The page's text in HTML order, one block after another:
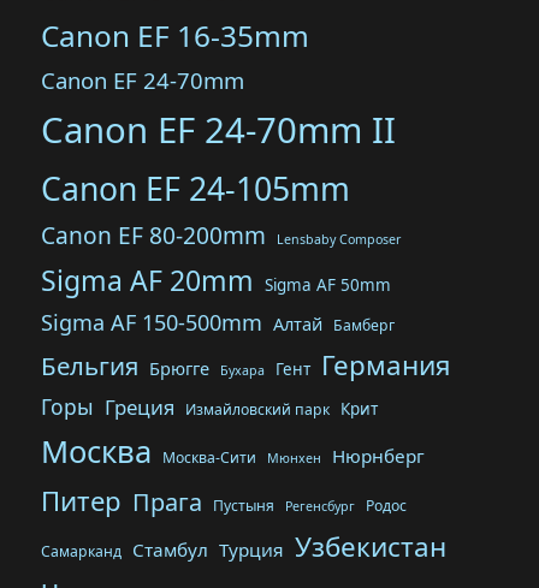
Canon EF 16-35mm
Canon EF 24-70mm
Canon EF 24-70mm II
Canon EF 24-105mm
Canon EF 80-200mm Lensbaby Composer
Sigma AF 20mm Sigma AF 50mm
Sigma AF 150-500mm Алтай Бамберг
Бельгия Брюгге Бухара Гент Германия
Горы Греция Измайловский парк Крит
Москва Москва-Сити Мюнхен Нюрнберг
Питер Прага Пустыня Регенсбург Родос
Самарканд Стамбул Турция Узбекистан